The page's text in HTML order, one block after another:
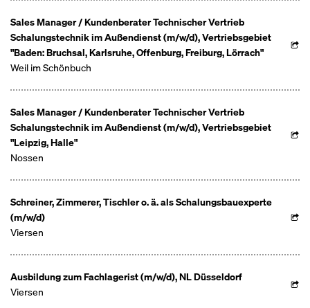
Sales Manager / Kundenberater Technischer Vertrieb
Schalungstechnik im Außendienst (m/w/d), Vertriebsgebiet
"Baden: Bruchsal, Karlsruhe, Offenburg, Freiburg, Lörrach"
Weil im Schönbuch
Sales Manager / Kundenberater Technischer Vertrieb
Schalungstechnik im Außendienst (m/w/d), Vertriebsgebiet
"Leipzig, Halle"
Nossen
Schreiner, Zimmerer, Tischler o. ä. als Schalungsbauexperte
(m/w/d)
Viersen
Ausbildung zum Fachlagerist (m/w/d), NL Düsseldorf
Viersen